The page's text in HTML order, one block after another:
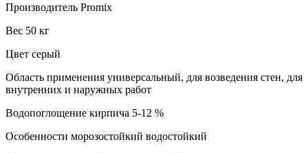
Производитель Promix
Вес 50 кг
Цвет серый
Область применения универсальный, для возведения стен, для
внутренних и наружных работ
Водопоглощение кирпича 5-12 %
Особенности морозостойкий водостойкий